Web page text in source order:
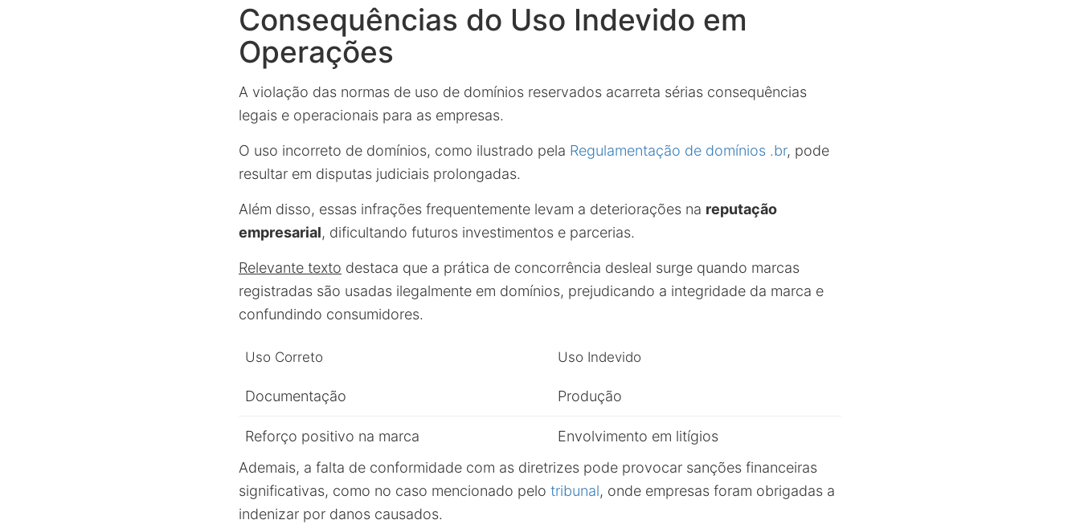
Consequências do Uso Indevido em
Operações
A violação das normas de uso de domínios reservados acarreta sérias consequências
legais e operacionais para as empresas.
O uso incorreto de domínios, como ilustrado pela Regulamentação de domínios .br, pode
resultar em disputas judiciais prolongadas.
Além disso, essas infrações frequentemente levam a deteriorações na reputação
empresarial, dificultando futuros investimentos e parcerias.
Relevante texto destaca que a prática de concorrência desleal surge quando marcas
registradas são usadas ilegalmente em domínios, prejudicando a integridade da marca e
confundindo consumidores.
Uso Correto Uso Indevido
Documentação Produção
Reforço positivo na marca
Envolvimento em litígios
Ademais, a falta de conformidade com as diretrizes pode provocar sanções financeiras
significativas, como no caso mencionado pelo tribunal, onde empresas foram obrigadas a
indenizar por danos causados.